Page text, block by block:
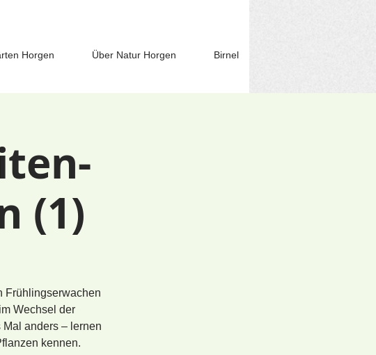
Horgen Über Natur Horgen Birnel
(1)
Frühlingserwachen
Wechsel der
anders – lernen
kennen.